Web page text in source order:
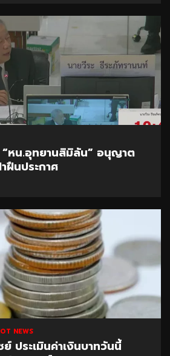
หน.อุทยานสิมิลัน” อนุญาต
ฝืนประกาศ
NEWS
ประเมินค่าเงินบาทวันนี้